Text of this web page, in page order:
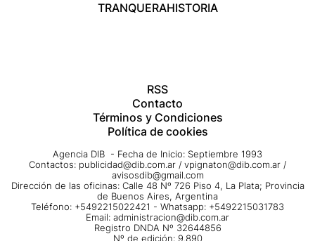
TRANQUERAHISTORIA
RSS
Contacto
Términos y Condiciones
Política de cookies
Agencia DIB - Fecha de Inicio: Septiembre 1993
Contactos: publicidad@dib.com.ar / vpignaton@dib.com.ar /
avisosdib@gmail.com
Dirección de las oficinas: Calle 48 Nº 726 Piso 4, La Plata; Provincia
de Buenos Aires, Argentina
Teléfono: +5492215022421 - Whatsapp: +5492215031783
Email: administracion@dib.com.ar
Registro DNDA Nº 32644856
Nº de edición: 9.890